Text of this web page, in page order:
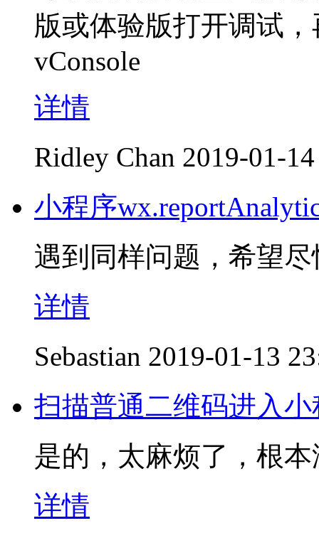
版或体验版打开调试
vConsole
详情
Ridley Chan 2019-01-
小程序
遇到同样问题，希望
详情
Sebastian 2019-01-13
扫描普通二维码进入
是的，太麻烦了，根
详情